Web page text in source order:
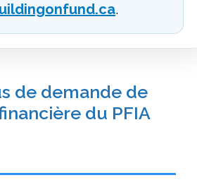
.
de demande de
du PFIA​